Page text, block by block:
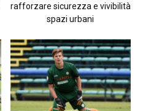
rafforzare sicurezza e vivibilità
spazi urbani